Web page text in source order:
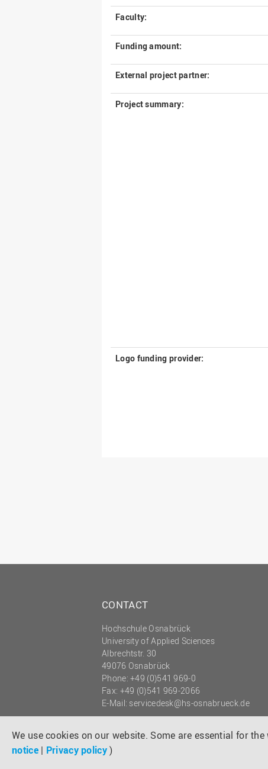
We use cookies on our website. Some are essential for
notice | Privacy policy)
Faculty:
Funding amount:
External project partner:
Project summary:
Logo funding provider:
CONTACT
Hochschule Osnabrück
University of Applied Sciences
Albrechtstr. 30
49076 Osnabrück
Phone: +49 (0)541 969-0
Fax: +49 (0)541 969-2066
E-Mail: servicedesk@hs-osnabrueck.de
UNIVERSITY OF APPLIED SCIENCES